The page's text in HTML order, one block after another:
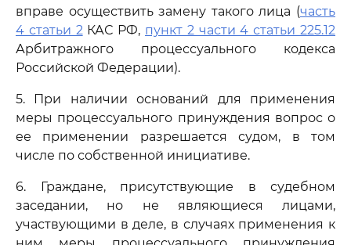
вправе осуществить замену такого лица (часть
4 статьи 2КАС РФ, пункт 2 части 4 статьи 225.12
Арбитражного процессуального кодекса
Российской Федерации).
5. При наличии оснований для применения
меры процессуального принуждения вопрос о
ее применении разрешается судом, в том
числе по собственной инициативе.
6. Граждане, присутствующие в судебном
заседании, но не являющиеся лицами,
участвующими в деле, в случаях применения к